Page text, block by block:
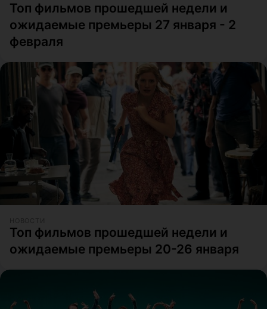
Топ фильмов прошедшей недели и
ожидаемые премьеры 27 января - 2
февраля
Топ фильмов прошедшей недели и
ожидаемые премьеры 20-26 января